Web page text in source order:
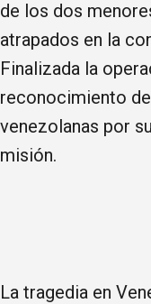
de los dos
atrapados en la
Finalizada la
reconocimiento
venezolanas por
misión.
La tragedia en